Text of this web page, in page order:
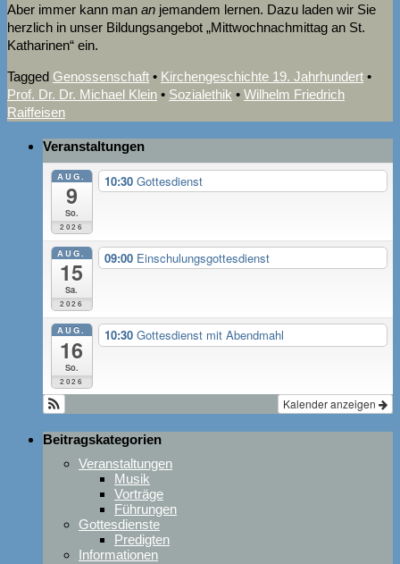
Aber immer kann man an jemandem lernen. Dazu laden wir Sie
herzlich in unser Bildungsangebot „Mittwochnachmittag an St.
Katharinen“ ein.
Tagged Genossenschaft • Kirchengeschichte 19. Jahrhundert •
Prof. Dr. Dr. Michael Klein • Sozialethik • Wilhelm Friedrich
Raiffeisen
Veranstaltungen
AUG.
9
So.
2026
10:30 Gottesdienst
AUG.
15
Sa.
2026
09:00 Einschulungsgottesdienst
AUG.
16
So.
2026
10:30 Gottesdienst mit Abendmahl
Kalender anzeigen
Beitragskategorien
Veranstaltungen
Musik
Vorträge
Führungen
Gottesdienste
Predigten
Informationen